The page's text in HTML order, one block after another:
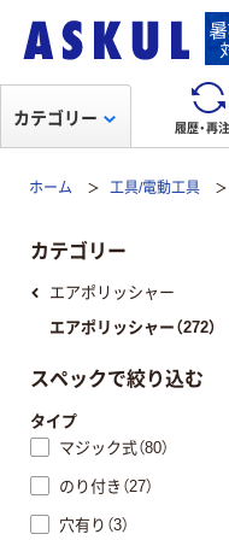
履歴・再
カテゴリー
ホーム 工具/電動工具
カテゴリー
エアポリッシャー
エアポリッシャー（272）
スペックで絞り込む
タイプ
マジック式（80）
のり付き（27）
穴有り（3）